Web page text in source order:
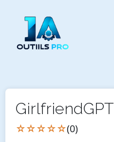
GirlfriendGPT
☆☆☆☆☆(0)